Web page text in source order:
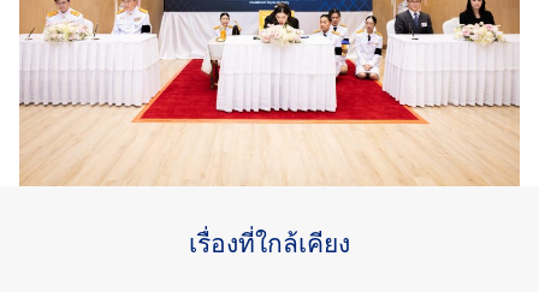
เรื่องที่ใกล้เคียง